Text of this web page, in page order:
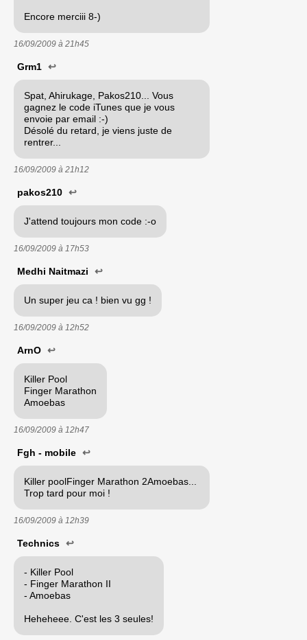
Encore merciii 8-)
16/09/2009 à 21h45
Grm1 ↩
Spat, Ahirukage, Pakos210... Vous
gagnez le code iTunes que je vous
envoie par email :-)
Désolé du retard, je viens juste de
rentrer...
16/09/2009 à 21h12
pakos210 ↩
J'attend toujours mon code :-o
16/09/2009 à 17h53
Medhi Naitmazi ↩
Un super jeu ca ! bien vu gg !
16/09/2009 à 12h52
ArnO ↩
Killer Pool
Finger Marathon
Amoebas
16/09/2009 à 12h47
Fgh - mobile ↩
Killer poolFinger Marathon 2Amoebas...
Trop tard pour moi !
16/09/2009 à 12h39
Technics ↩
- Killer Pool
- Finger Marathon II
- Amoebas
Heheheee. C'est les 3 seules!